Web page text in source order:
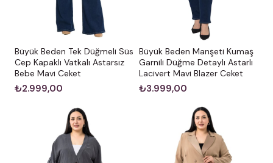
Büyük Beden Tek Düğmeli Süs
Cep Kapaklı Vatkalı Astarsız
Bebe Mavi Ceket
₺2.999,00
Büyük Beden Manşeti Kumaş
Garnili Düğme Detaylı Astarlı
Lacivert Mavi Blazer Ceket
₺3.999,00